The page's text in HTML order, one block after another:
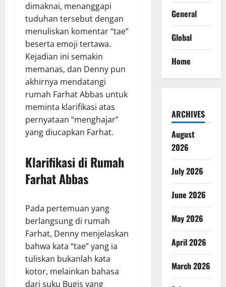
dimaknai, menanggapi
tuduhan tersebut dengan
menuliskan komentar “tae”
beserta emoji tertawa.
Kejadian ini semakin
memanas, dan Denny pun
akhirnya mendatangi
rumah Farhat Abbas untuk
meminta klarifikasi atas
pernyataan “menghajar”
yang diucapkan Farhat.
Klarifikasi di Rumah
Farhat Abbas
Pada pertemuan yang
berlangsung di rumah
Farhat, Denny menjelaskan
bahwa kata “tae” yang ia
tuliskan bukanlah kata
kotor, melainkan bahasa
dari suku Bugis yang
General
Global
Home
ARCHIVES
August
2026
July 2026
June 2026
May 2026
April 2026
March 2026